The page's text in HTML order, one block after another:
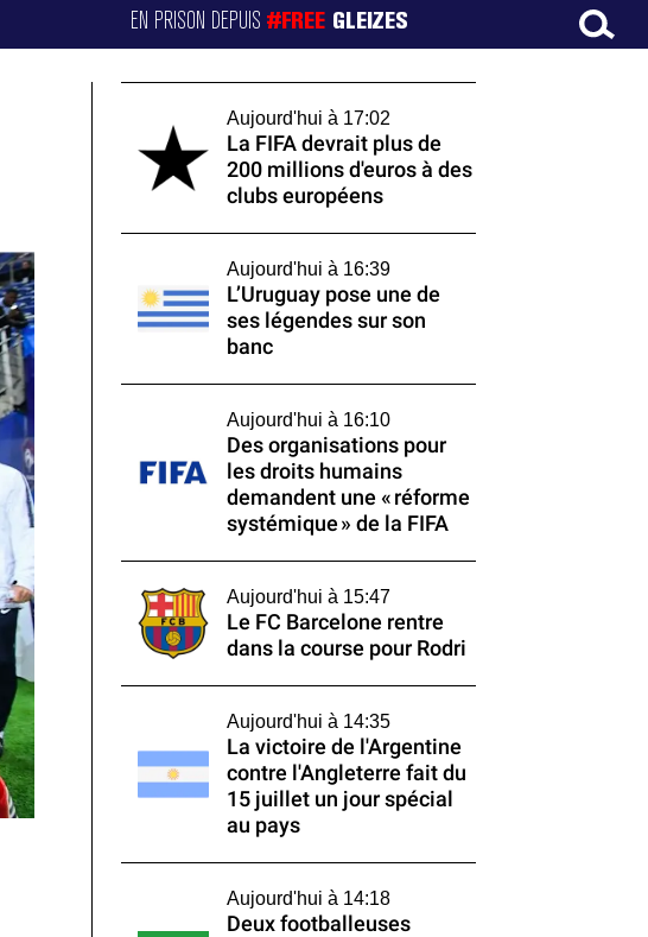
EN PRISON DEPUIS#FREE GLEIZES
Aujourd'hui à 17:02
La FIFA devrait plus de
200 millions d'euros à des
clubs européens
Aujourd'hui à 16:39
L’Uruguay pose une de
ses légendes sur son
banc
Aujourd'hui à 16:10
Des organisations pour
les droits humains
demandent une « réforme
systémique » de la FIFA
Aujourd'hui à 15:47
Le FC Barcelone rentre
dans la course pour Rodri
Aujourd'hui à 14:35
La victoire de l'Argentine
contre l'Angleterre fait du
15 juillet un jour spécial
au pays
Aujourd'hui à 14:18
Deux footballeuses